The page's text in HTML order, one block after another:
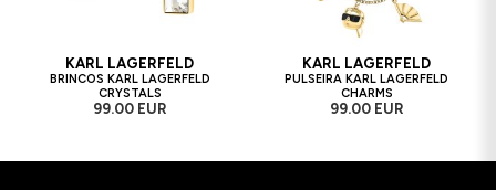
KARL LAGERFELD
BRINCOS KARL LAGERFELD
CRYSTALS
99.00 EUR
KARL LAGERFELD
PULSEIRA KARL LAGERFELD
CHARMS
99.00 EUR